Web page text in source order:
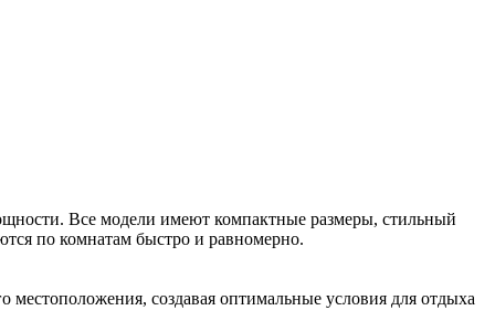
Все модели имеют компактные размеры, стильный
по комнатам быстро и равномерно.
местоположения, создавая оптимальные условия для отдыха